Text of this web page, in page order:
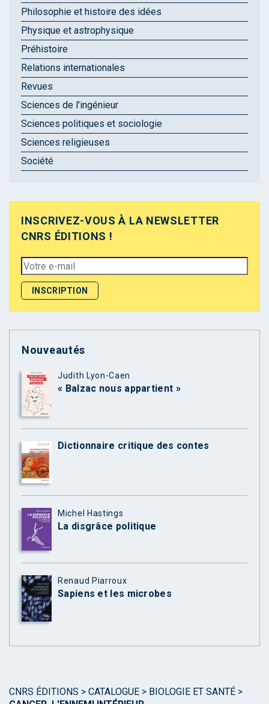
Philosophie et histoire des idées
Physique et astrophysique
Préhistoire
Relations internationales
Revues
Sciences de l'ingénieur
Sciences politiques et sociologie
Sciences religieuses
Société
INSCRIVEZ-VOUS À LA NEWSLETTER
CNRS ÉDITIONS !
Nouveautés
Judith Lyon-Caen
« Balzac nous appartient »
Dictionnaire critique des contes
Michel Hastings
La disgrâce politique
Renaud Piarroux
Sapiens et les microbes
CNRS ÉDITIONS > CATALOGUE > BIOLOGIE ET SANTÉ >